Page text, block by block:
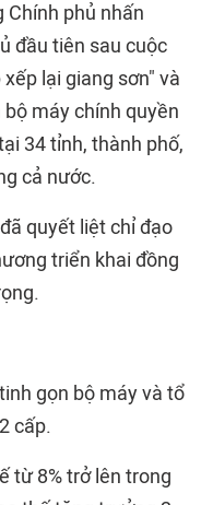
Chính phủ nhấn
đầu tiên sau cuộc
lại giang sơn" và
máy chính quyền
34 tỉnh, thành phố,
cả nước.
quyết liệt chỉ đạo
triển khai đồng
gọn bộ máy và tổ
cấp.
từ 8% trở lên trong